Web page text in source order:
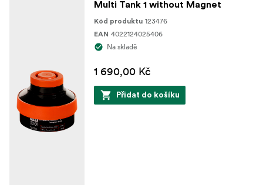
Multi Tank 1 without Magnet
Kód produktu 123476
EAN 4022124025406
Na skladě
1 690,00 Kč
Přidat do košíku